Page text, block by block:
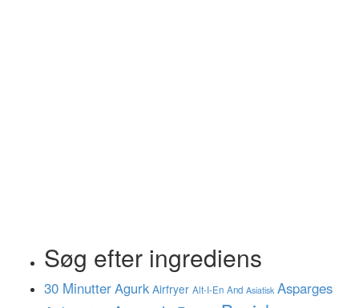
Søg efter ingrediens
30 MinutterAgurk Airfryer Alt-I-En And Asiatisk Asparges